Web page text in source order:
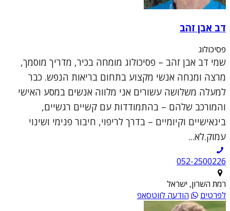
דב אבן זהב
פסיכולוג
שמי דב אבן זהב – פסיכולוג מומחה בכיר, מדריך מוסמך,
מרצה ומנחה אנשי מקצוע בתחום בריאות הנפש. כבר
למעלה משלושה עשורים אני מלווה אנשים במסע האישי
והמורכב שלהם – בהתמודדות עם קשיים רגשיים,
בינאישיים וקיומיים – בדרך לריפוי, חיבור פנימי ושינוי
עמוק.לא...
052-2500226
רמת השרון, ישראל
לפרטים
הודעה לווטסאפ